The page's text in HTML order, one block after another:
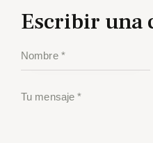
Escribir una